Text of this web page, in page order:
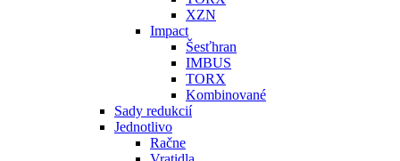
XZN
Impact
Šesťhran
IMBUS
TORX
Kombinované
Sady redukcií
Jednotlivo
Račne